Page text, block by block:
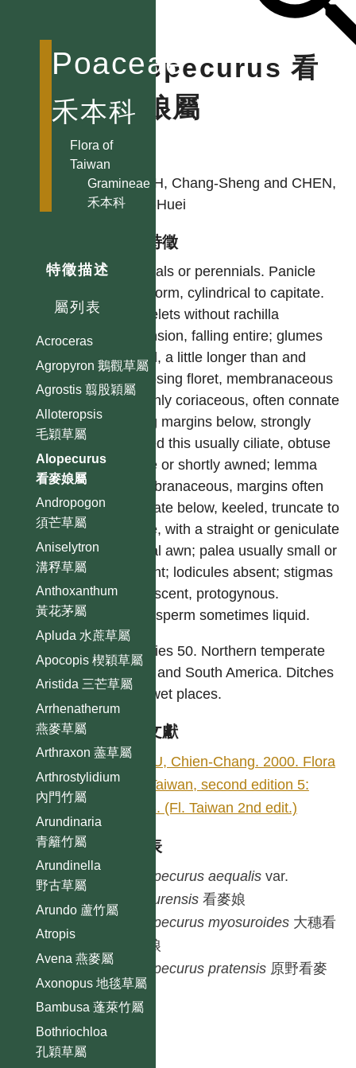
Poaceae
禾本科
Flora of
Taiwan
Gramineae
禾本科
特徵描述
屬列表
Acroceras
Agropyron 鵝觀草屬
Agrostis 翦股穎屬
Alloteropsis
毛穎草屬
Alopecurus
看麥娘屬
Andropogon
須芒草屬
Aniselytron
溝稃草屬
Anthoxanthum
黃花茅屬
Apluda 水蔗草屬
Apocopis 楔穎草屬
Aristida 三芒草屬
Arrhenatherum
燕麥草屬
Arthraxon 藎草屬
Arthrostylidium
內門竹屬
Arundinaria
青籬竹屬
Arundinella
野古草屬
Arundo 蘆竹屬
Atropis
Avena 燕麥屬
Axonopus 地毯草屬
Bambusa 蓬萊竹屬
Bothriochloa
孔穎草屬
Alopecurus 看
麥娘屬
KUOH, Chang-Sheng and CHEN,
Chih-Huei
型態特徵
Annuals or perennials. Panicle
spiciform, cylindrical to capitate.
Spikelets without rachilla
extension, falling entire; glumes
equal, a little longer than and
enclosing floret, membranaceous
to thinly coriaceous, often connate
along margins below, strongly
keeled this usually ciliate, obtuse
acute or shortly awned; lemma
membranaceous, margins often
connate below, keeled, truncate to
acute, with a straight or geniculate
dorsal awn; palea usually small or
absent; lodicules absent; stigmas
pubescent, protogynous.
Endosperm sometimes liquid.
Species 50. Northern temperate
zone and South America. Ditches
and wet places.
參考文獻
HSU, Chien-Chang. 2000. Flora
of Taiwan, second edition 5:
343. (Fl. Taiwan 2nd edit.)
種列表
Alopecurus aequalisvar.
amurensis 看麥娘
Alopecurus myosuroides 大穗看
麥娘
Alopecurus pratensis 原野看麥
娘